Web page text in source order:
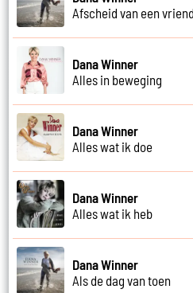
Afscheid van een vriend
Dana Winner
Alles in beweging
Dana Winner
Alles wat ik doe
Dana Winner
Alles wat ik heb
Dana Winner
Als de dag van toen